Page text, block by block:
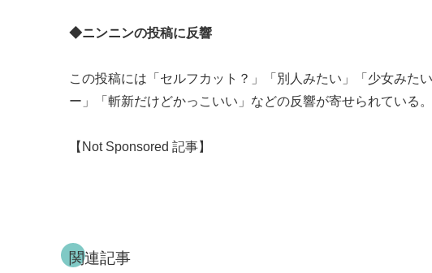
◆ニンニンの投稿に反響
この投稿には「セルフカット？」「別人みたい」「少女みた
ー」「斬新だけどかっこいい」などの反響が寄せられている
【Not Sponsored 記事】
関連記事